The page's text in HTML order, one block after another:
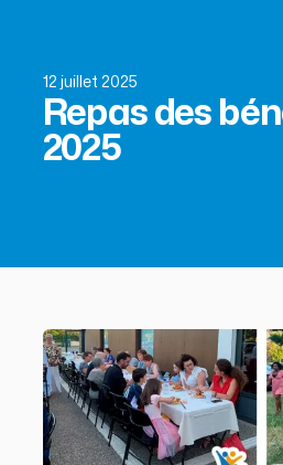
Actualités
Contact
12 juillet 2025
Repas des
2025